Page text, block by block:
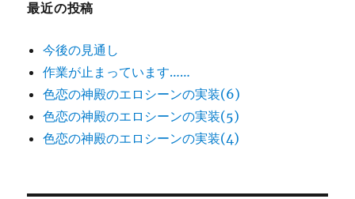
最近の投稿
今後の見通し
作業が止まっています……
色恋の神殿のエロシーンの実装(6)
色恋の神殿のエロシーンの実装(5)
色恋の神殿のエロシーンの実装(4)